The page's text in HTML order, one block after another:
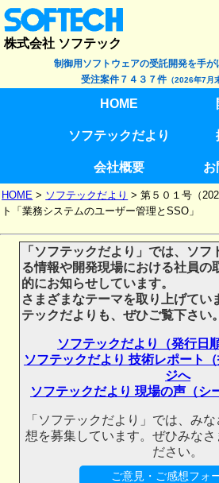
株式会社 ソフテック
制御用ソフトウェアの受託開発を手が
受注案件７４３７件 （2026年7月
HOME
ソフテックだより
会社概要 お
HOME > ソフテックだより >第５０１号（
ト「業務システムのユーザー管理とSSO」
「ソフテックだより」では、ソフ
る情報や開発現場における社員の
的にお知らせしています。
さまざまなテーマを取り上げてい
テックだよりも、ぜひご覧下さい。
ソフテックだより（発行日
ソフテックだより 技術レポート
ジへ
ソフテックだより 現場の声（シ
「ソフテックだより」では、み
想を募集しています。ぜひみなさ
ださい。
ご意見・ご感想フォ